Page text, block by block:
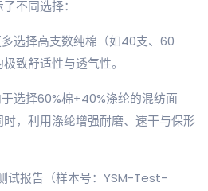
不同选择：
选择高支数纯棉（如40支、60
致舒适性与透气性。
选择60%棉+40%涤纶的混纺面
，利用涤纶增强耐磨、速干与保形
试报告（样本号：YSM-Test-